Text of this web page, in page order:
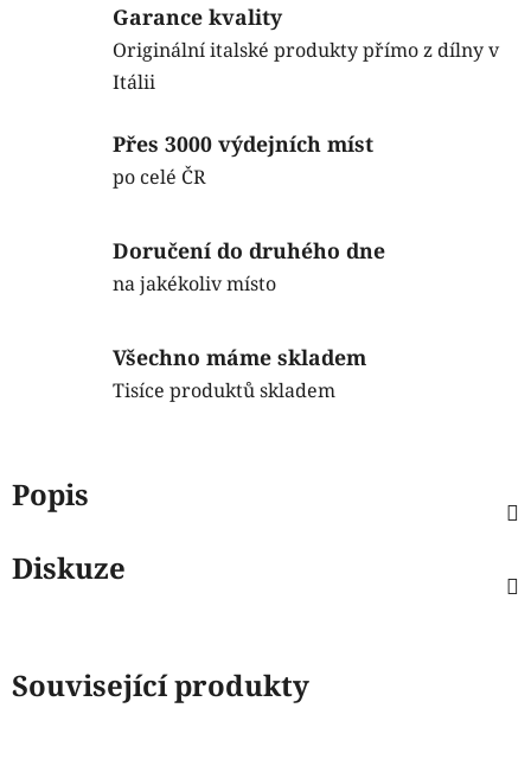
Garance kvality
Originální italské produkty přímo z dílny v
Itálii
Přes 3000 výdejních míst
po celé ČR
Doručení do druhého dne
na jakékoliv místo
Všechno máme skladem
Tisíce produktů skladem
Popis
Diskuze
Související produkty